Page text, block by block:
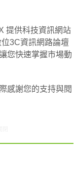
提供科技資訊網站
3C資訊網路論壇
您快速掌握市場動
感謝您的支持與閱